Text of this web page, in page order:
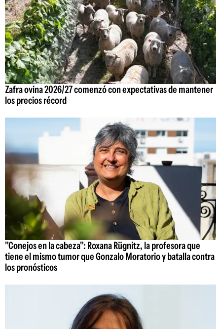
Zafra ovina 2026/27 comenzó con expectativas de mantener
los precios récord
"Conejos en la cabeza": Roxana Rügnitz, la profesora que
tiene el mismo tumor que Gonzalo Moratorio y batalla contra
los pronósticos